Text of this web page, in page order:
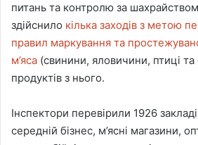
o
w
o
n
X
a
n
e
m
a
l
питань та контролю за
здійснило кілька заходів з метою
правил маркування та
м’яса (свинини, яловичини, птиці
продуктів з нього.
Інспектори перевірили 1926
середній бізнес, м’ясні магазини,